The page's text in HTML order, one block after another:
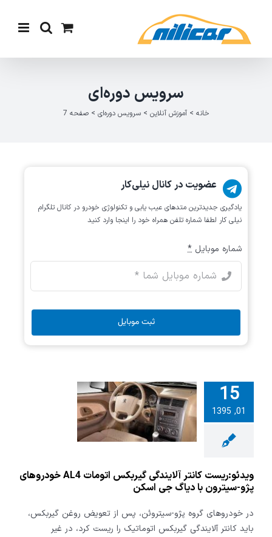
content
سرویس دوره‌ای
خانه >آموزش آنلاین >سرویس دوره‌ای >صفحه 7
15
01, 1395
کانتر
گیربکس
اتومات AL4
پژو-
با دیاگ جی
ویدئو:ریست کانتر آلایندگی گیربکس اتومات AL4 خودروهای
پژو-سیترون با دیاگ جی اسکن
در خودروهای گروه پژو-سیتروئن، پس از تعویض روغن گیربکس،
باید کانتر آلایندگی گیربکس اتوماتیک را ریست کرد، در غیر
عضویت در کانال نیلی‌کار
یادگیری جدیدترین متد‌های عیب یابی‌ و تکنولوژی خودرو در کانال تلگرام
نیلی کار لطفا شماره تلفن همراه خود را اینجا وارد کنید
شماره موبایل *
ثبت موبایل